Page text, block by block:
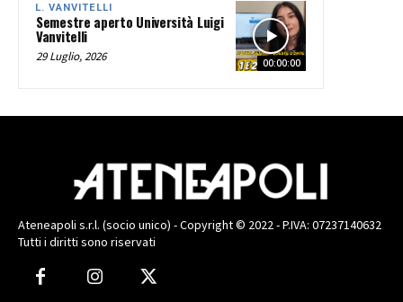
00:00:00
L. VANVITELLI
Semestre aperto Università Luigi
Vanvitelli
29 Luglio, 2026
Ateneapoli s.r.l. (socio unico) - Copyright © 2022 - P.IVA: 07237140632
Tutti i diritti sono riservati